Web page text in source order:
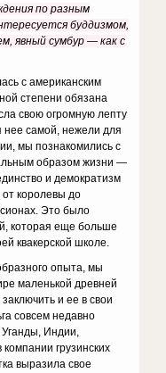
по разным
буддизмом,
явный сумбур — как с
с американским
степени обязана
свою огромную лепту
нее самой, нежели для
мы познакомились с
образом жизни —
и демократизм
королевы до
Это было
которая еще больше
квакерской школе.
опыта, мы
маленькой древней
и ее в свои
совсем недавно
Индии,
грузинских
выразила свое